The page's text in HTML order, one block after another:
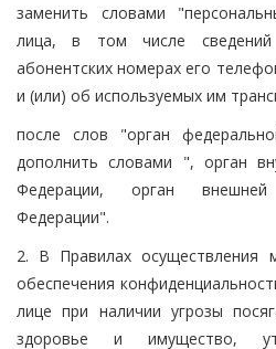
заменить словами
лица, в том числе
абонентских номерах его
и (или) об используемых им
после слов "орган
дополнить словами ", орган
Федерации, орган внешней
Федерации".
2. В Правилах осуществления
обеспечения
лице при наличии угрозы
здоровье и имущество,